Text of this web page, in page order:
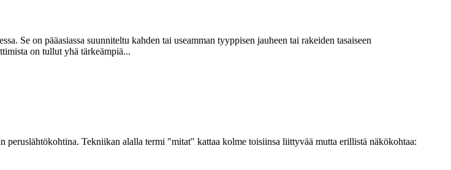
Se on pääasiassa suunniteltu kahden tai useamman tyyppisen jauheen tai rakeiden tasaiseen
on tullut yhä tärkeämpiä...
peruslähtökohtina. Tekniikan alalla termi "mitat" kattaa kolme toisiinsa liittyvää mutta erillistä näkökohtaa: